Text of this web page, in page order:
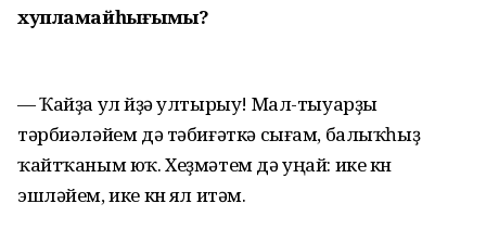
хупламайһығыҙмы?
— Ҡайҙа ул өйҙә ултырыу! Мал-тыуарҙы
тәрбиәләйем дә тәбиғәткә сығам, балыҡһыҙ
ҡайтҡаным юҡ. Хеҙмәтем дә уңай: ике көн
эшләйем, ике көн ял итәм.